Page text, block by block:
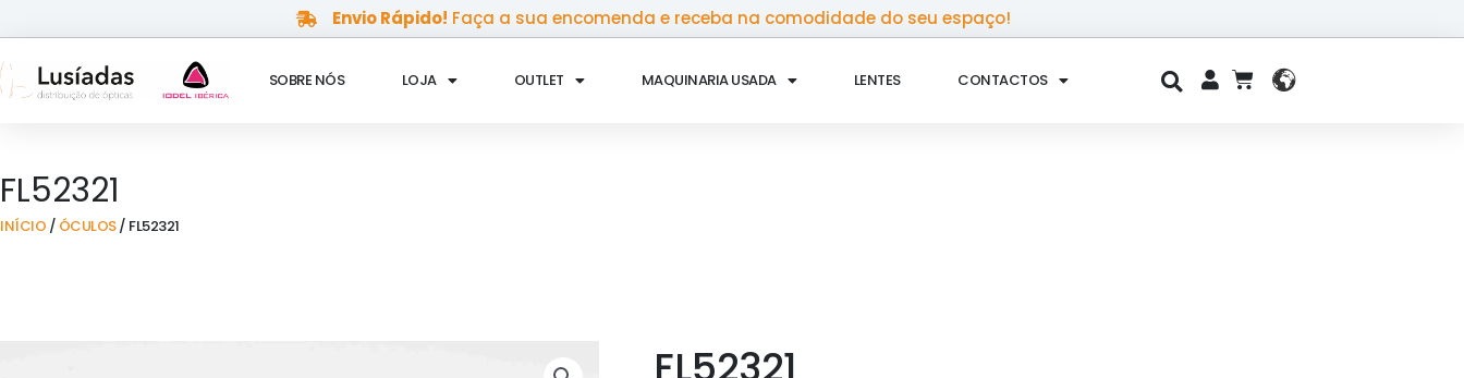
to
content
Envio Rápido! Faça a sua encomenda e receba na comodidade do seu espaço!
SOBRE NÓS LOJA OUTLET MAQUINARIA USADA LENTES CONTACTOS CART
FL52321
INÍCIO / ÓCULOS/ FL52321